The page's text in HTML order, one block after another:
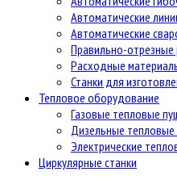
Автоматические
Автоматические
Правильно-
Расходные
Станки для
Тепловое оборудование
Газовые тепловые
Дизельные тепловые
Электрические
Циркулярные станки